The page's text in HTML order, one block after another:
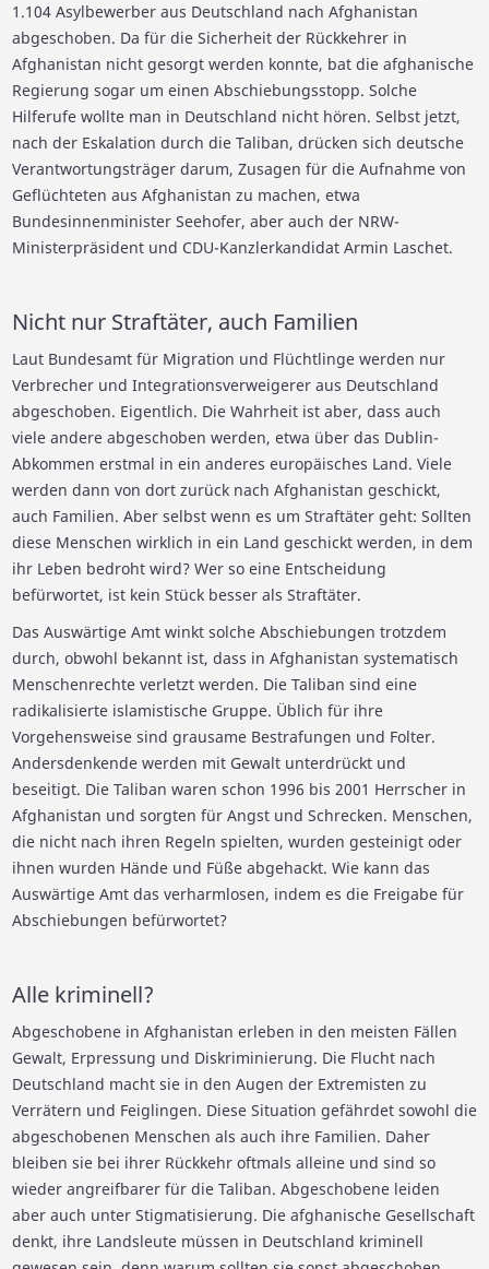
1.104 Asylbewerber aus Deutschland nach Afghanistan
abgeschoben. Da für die Sicherheit der Rückkehrer in
Afghanistan nicht gesorgt werden konnte, bat die afghanische
Regierung sogar um einen Abschiebungsstopp. Solche
Hilferufe wollte man in Deutschland nicht hören. Selbst jetzt,
nach der Eskalation durch die Taliban, drücken sich deutsche
Verantwortungsträger darum, Zusagen für die Aufnahme von
Geflüchteten aus Afghanistan zu machen, etwa
Bundesinnenminister Seehofer, aber auch der NRW-
Ministerpräsident und CDU-Kanzlerkandidat Armin Laschet.
Nicht nur Straftäter, auch Familien
Laut Bundesamt für Migration und Flüchtlinge werden nur
Verbrecher und Integrationsverweigerer aus Deutschland
abgeschoben. Eigentlich. Die Wahrheit ist aber, dass auch
viele andere abgeschoben werden, etwa über das Dublin-
Abkommen erstmal in ein anderes europäisches Land. Viele
werden dann von dort zurück nach Afghanistan geschickt,
auch Familien. Aber selbst wenn es um Straftäter geht: Sollten
diese Menschen wirklich in ein Land geschickt werden, in dem
ihr Leben bedroht wird? Wer so eine Entscheidung
befürwortet, ist kein Stück besser als Straftäter.
Das Auswärtige Amt winkt solche Abschiebungen trotzdem
durch, obwohl bekannt ist, dass in Afghanistan systematisch
Menschenrechte verletzt werden. Die Taliban sind eine
radikalisierte islamistische Gruppe. Üblich für ihre
Vorgehensweise sind grausame Bestrafungen und Folter.
Andersdenkende werden mit Gewalt unterdrückt und
beseitigt. Die Taliban waren schon 1996 bis 2001 Herrscher in
Afghanistan und sorgten für Angst und Schrecken. Menschen,
die nicht nach ihren Regeln spielten, wurden gesteinigt oder
ihnen wurden Hände und Füße abgehackt. Wie kann das
Auswärtige Amt das verharmlosen, indem es die Freigabe für
Abschiebungen befürwortet?
Alle kriminell?
Abgeschobene in Afghanistan erleben in den meisten Fällen
Gewalt, Erpressung und Diskriminierung. Die Flucht nach
Deutschland macht sie in den Augen der Extremisten zu
Verrätern und Feiglingen. Diese Situation gefährdet sowohl die
abgeschobenen Menschen als auch ihre Familien. Daher
bleiben sie bei ihrer Rückkehr oftmals alleine und sind so
wieder angreifbarer für die Taliban. Abgeschobene leiden
aber auch unter Stigmatisierung. Die afghanische Gesellschaft
denkt, ihre Landsleute müssen in Deutschland kriminell